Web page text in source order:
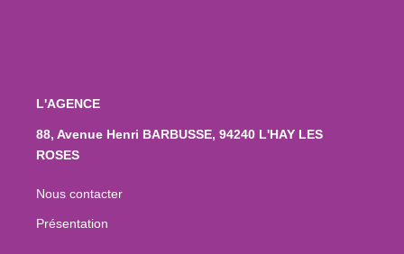
L'AGENCE
88, Avenue Henri BARBUSSE, 94240 L'HAY LES
ROSES
Nous contacter
Présentation